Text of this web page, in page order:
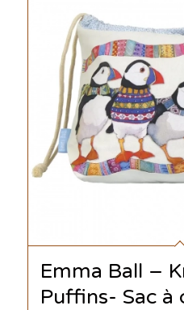
Emma Ball –
Puffins- Sac à